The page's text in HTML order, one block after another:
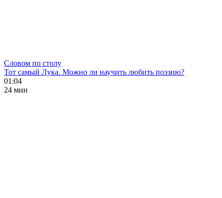
Словом по столу
Тот самый Лука. Можно ли научить любить поэзию?
01:04
24 мин